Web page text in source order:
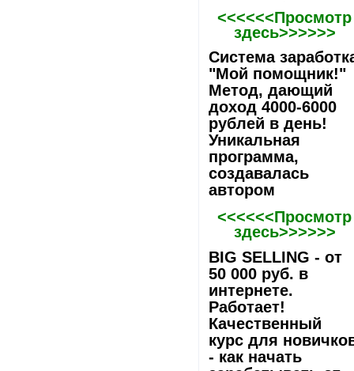
<<<<<<Просмотр
здесь>>>>>>
Система
"Мой помощник!"
Метод, дающий
доход 4000-6000
рублей в день!
Уникальная
программа,
создавалась
автором
<<<<<<Просмотр
здесь>>>>>>
BIG SELLING - от
50 000 руб. в
интернете.
Работает!
Качественный
курс для
- как начать